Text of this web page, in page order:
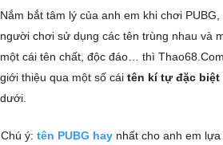
Nắm bắt tâm lý của anh em khi chơi
người chơi sử dụng các tên trùng nhau và
một cái tên chất, độc đáo… thì
giới thiệu qua một số cái tên kí tự đặc biệt
dưới.
Chú ý: tên PUBG hay nhất cho anh em lựa